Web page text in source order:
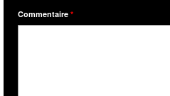
Commentaire *